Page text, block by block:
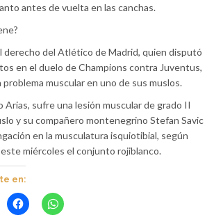
antes de vuelta en las canchas.
derecho del Atlético de Madrid, quien disputó
en el duelo de Champions contra Juventus,
muscular en uno de sus muslos.
Arias, sufre una lesión muscular de grado II
y su compañero montenegrino Stefan Savic
en la musculatura isquiotibial, según
miércoles el conjunto rojiblanco.
en: